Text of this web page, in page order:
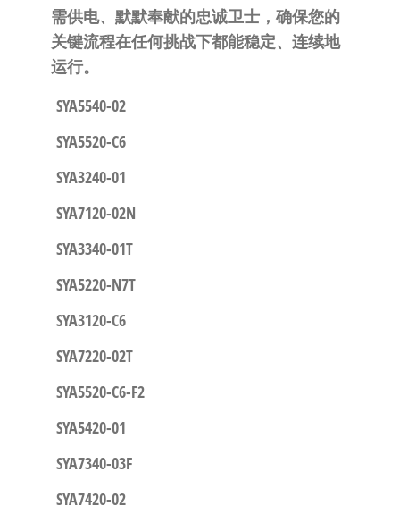
需供电、默默奉献的忠诚卫士，确保您的
关键流程在任何挑战下都能稳定、连续地
运行。​
SYA5540-02
SYA5520-C6
SYA3240-01
SYA7120-02N
SYA3340-01T
SYA5220-N7T
SYA3120-C6
SYA7220-02T
SYA5520-C6-F2
SYA5420-01
SYA7340-03F
SYA7420-02